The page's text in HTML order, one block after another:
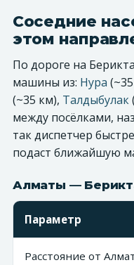
Соседние
этом
По дороге на
машины из: Нура
(~35 км), Талдыбулак
между посёлками,
так диспетчер
подаст ближайшую
Алматы —
Параметр
Расстояние от